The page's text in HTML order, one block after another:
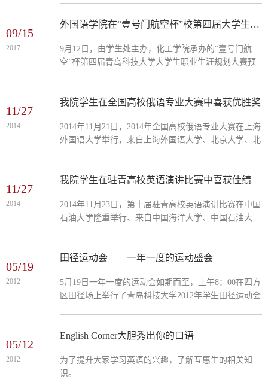
09/15
2017
外国语学院在“壹号门航空杯”校第四届大学生职业生涯规划大赛中取得优异成绩
9月12日，由学生处主办，化工学院承办的“壹号门航
空”杯第四届青岛科技大学大学生职业生涯规划大赛预
11/27
2014
我院学生在全国高校俄语专业大赛中喜获优胜奖
2014年11月21日，2014年全国高校俄语专业大赛在上海
外国语大学举行，来自上海外国语大学、北京大学、北
11/27
2014
我院学生在驻青高校英语演讲比赛中喜获佳绩
2014年11月23日，第十届驻青高校英语演讲比赛在中国
石油大学隆重举行、来自中国海洋大学、中国石油大
05/19
2012
田径运动会——一年一度的运动盛会
5月19日一年一度的运动会如期而至，上午8：00在四方
区田径场上举行了青岛科技大学2012年学生田径运动会
05/12
2012
English Corner大胆秀出你的口语
为了提升大家学习英语的兴趣，了解互惠生的相关知
识。